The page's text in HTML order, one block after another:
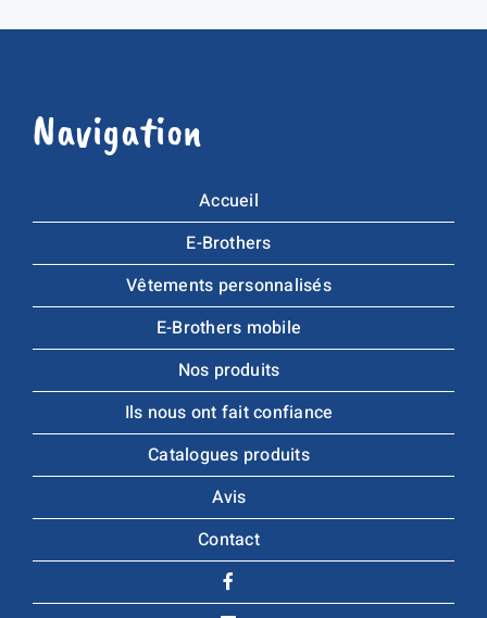
Navigation
Accueil
E-Brothers
Vêtements personnalisés
E-Brothers mobile
Nos produits
Ils nous ont fait confiance
Catalogues produits
Avis
Contact